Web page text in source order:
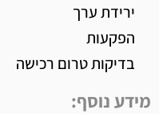
ירידת ערך
הפקעות
בדיקות טרום רכישה
מידע נוסף: